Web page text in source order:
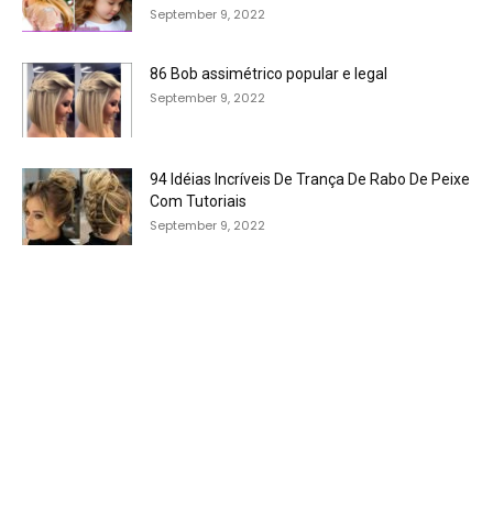
September 9, 2022
86 Bob assimétrico popular e legal
September 9, 2022
94 Idéias Incríveis De Trança De Rabo De Peixe
Com Tutoriais
September 9, 2022